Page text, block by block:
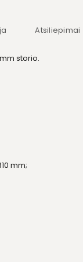
Atsiliepimai
storio.
mm;